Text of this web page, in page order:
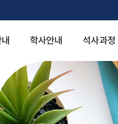
학사안내 석사과정